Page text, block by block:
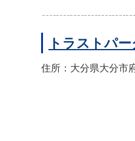
トラストパ
住所：大分県大分市